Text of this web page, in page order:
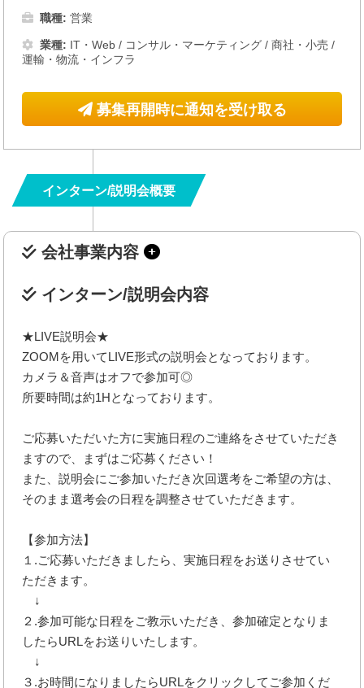
職種: 営業
業種: IT・Web / コンサル・マーケティング /商社・小売 /
運輸・物流・インフラ
募集再開時に通知を受け取る
インターン/説明会概要
会社事業内容
インターン/説明会内容
★LIVE説明会★
ZOOMを用いてLIVE形式の説明会となっております。
カメラ＆音声はオフで参加可◎
所要時間は約1Hとなっております。
ご応募いただいた方に実施日程のご連絡をさせていただき
ますので、まずはご応募ください！
また、説明会にご参加いただき次回選考をご希望の方は、
そのまま選考会の日程を調整させていただきます。
【参加方法】
１.ご応募いただきましたら、実施日程をお送りさせてい
ただきます。
↓
２.参加可能な日程をご教示いただき、参加確定となりま
したらURLをお送りいたします。
↓
３.お時間になりましたらURLをクリックしてご参加くだ